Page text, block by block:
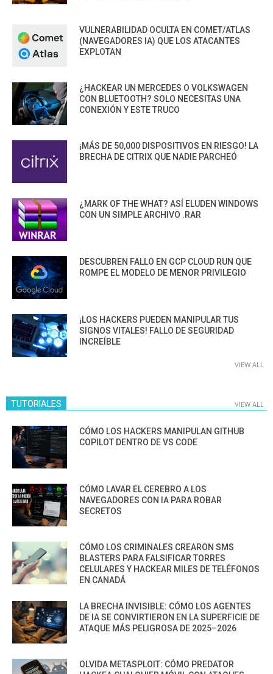
VULNERABILIDAD OCULTA EN COMET/ATLAS
(NAVEGADORES IA) QUE LOS ATACANTES
EXPLOTAN
¿HACKEAR UN MERCEDES O VOLKSWAGEN
CON BLUETOOTH? SOLO NECESITAS UNA
CONEXIÓN Y ESTE TRUCO
¡MÁS DE 50,000 DISPOSITIVOS EN RIESGO! LA
BRECHA DE CITRIX QUE NADIE PARCHEÓ
¿MARK OF THE WHAT? ASÍ ELUDEN WINDOWS
CON UN SIMPLE ARCHIVO .RAR
DESCUBREN FALLO EN GCP CLOUD RUN QUE
ROMPE EL MODELO DE MENOR PRIVILEGIO
¡LOS HACKERS PUEDEN MANIPULAR TUS
SIGNOS VITALES! FALLO DE SEGURIDAD
INCREÍBLE
VIEW ALL
TUTORIALES VIEW ALL
CÓMO LOS HACKERS MANIPULAN GITHUB
COPILOT DENTRO DE VS CODE
CÓMO LAVAR EL CEREBRO A LOS
NAVEGADORES CON IA PARA ROBAR
SECRETOS
CÓMO LOS CRIMINALES CREARON SMS
BLASTERS PARA FALSIFICAR TORRES
CELULARES Y HACKEAR MILES DE TELÉFONOS
EN CANADÁ
LA BRECHA INVISIBLE: CÓMO LOS AGENTES
DE IA SE CONVIRTIERON EN LA SUPERFICIE DE
ATAQUE MÁS PELIGROSA DE 2025–2026
OLVIDA METASPLOIT: CÓMO PREDATOR